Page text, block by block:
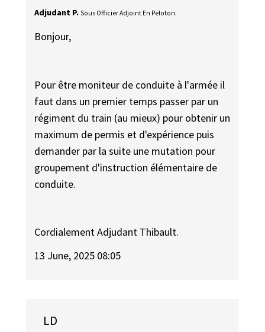
Adjudant P. Sous Officier Adjoint En Peloton.
Bonjour,
Pour être moniteur de conduite à l'armée il
faut dans un premier temps passer par un
régiment du train (au mieux) pour obtenir un
maximum de permis et d'expérience puis
demander par la suite une mutation pour
groupement d'instruction élémentaire de
conduite.
Cordialement Adjudant Thibault.
13 June, 2025 08:05
LD